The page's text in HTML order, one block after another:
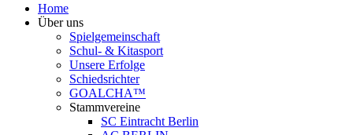
Home
Über uns
Spielgemeinschaft
Schul- & Kitasport
Unsere Erfolge
Schiedsrichter
GOALCHA™
Stammvereine
SC Eintracht Berlin